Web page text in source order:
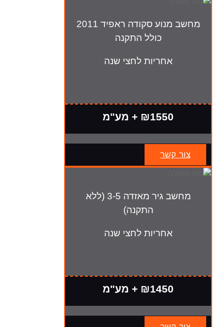
מחשב מנוע סקודה ראפיד 2011
כולל התקנה
אחריות לחצי שנה
₪1550 + מע"מ
צור קשר
מחשב גיר מאזדה 3-5 (ללא
התקנה)
אחריות לחצי שנה
₪1450 + מע"מ